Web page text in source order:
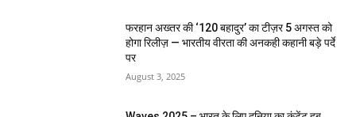
फरहान अख्तर की ‘120 बहादुर’ का टीज़र 5 अगस्त को
होगा रिलीज़ — भारतीय वीरता की अनकही कहानी बड़े पर्दे
पर
August 3, 2025